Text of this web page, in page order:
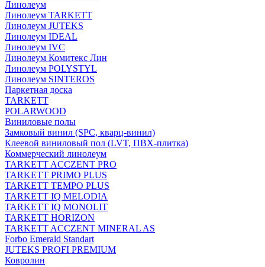
Линолеум
Линолеум TARKETT
Линолеум JUTEKS
Линолеум IDEAL
Линолеум IVC
Линолеум Комитекс Лин
Линолеум POLYSTYL
Линолеум SINTEROS
Паркетная доска
TARKETT
POLARWOOD
Виниловые полы
Замковый винил (SPC, кварц-винил)
Клеевой виниловый пол (LVT, ПВХ-плитка)
Коммерческий линолеум
TARKETT ACCZENT PRO
TARKETT PRIMO PLUS
TARKETT TEMPO PLUS
TARKETT IQ MELODIA
TARKETT IQ MONOLIT
TARKETT HORIZON
TARKETT ACCZENT MINERAL AS
Forbo Emerald Standart
JUTEKS PROFI PREMIUM
Ковролин